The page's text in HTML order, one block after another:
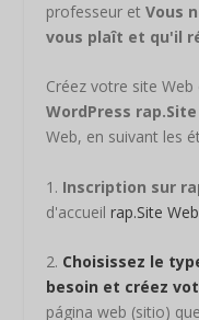
professeur etVous
vous plaît et qu'il
Créez votre site
WordPress
Web, en suivant les
1. Inscription sur
d'accueilrap.Site Web
2. Choisissez le
besoin et créez
página web (sitio)